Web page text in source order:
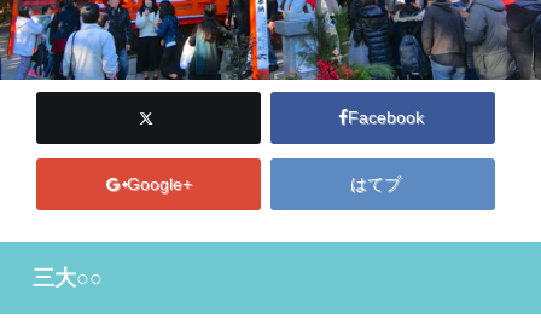
Facebook
Google+ はてブ
三大○○